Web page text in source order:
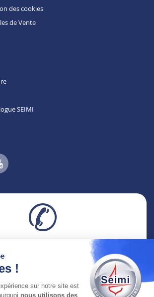
des cookies
de Vente
SEIMI
8h-12h30 & 13h30-18h
: 75 Rue Amiral Troude,
!
sur notre site est
nous utilisons des